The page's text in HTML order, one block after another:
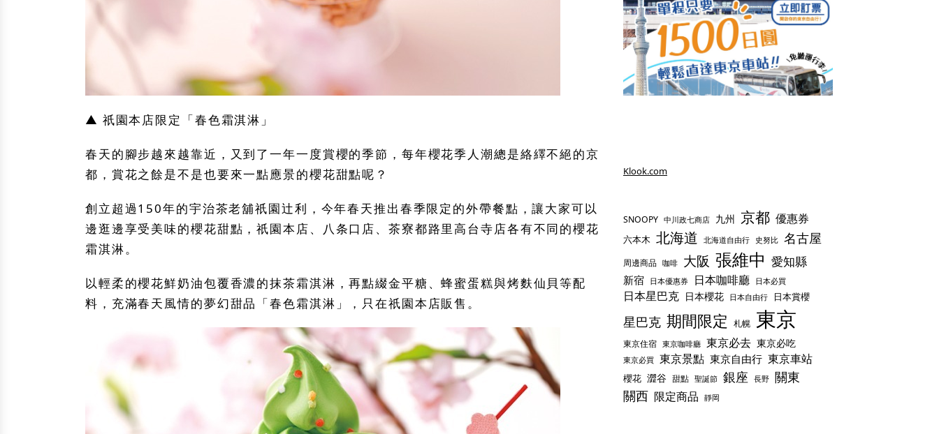
▲ 祇園本店限定「春色霜淇淋」
春天的腳步越來越靠近，又到了一年一度賞櫻的季節，每年櫻花季人潮總是絡繹不絕的京
都，賞花之餘是不是也要來一點應景的櫻花甜點呢？
創立超過150年的宇治茶老舖祇園辻利，今年春天推出春季限定的外帶餐點，讓大家可以
邊逛邊享受美味的櫻花甜點，祇園本店、八条口店、茶寮都路里高台寺店各有不同的櫻花
霜淇淋。
以輕柔的櫻花鮮奶油包覆香濃的抹茶霜淇淋，再點綴金平糖、蜂蜜蛋糕與烤麩仙貝等配
料，充滿春天風情的夢幻甜品「春色霜淇淋」，只在祇園本店販售。
Klook.com
SNOOPY 中川政七商店 九州 京都 優惠券
六本木 北海道 北海道自由行 史努比 名古屋
周邊商品 咖啡 大阪 張維中 愛知縣
新宿 日本優惠券 日本咖啡廳 日本必買
日本星巴克 日本櫻花 日本自由行 日本賞櫻
星巴克 期間限定 札幌 東京
東京住宿 東京咖啡廳 東京必去 東京必吃
東京必買 東京景點 東京自由行 東京車站
櫻花 澀谷 甜點 聖誕節 銀座 長野 關東
關西 限定商品 靜岡